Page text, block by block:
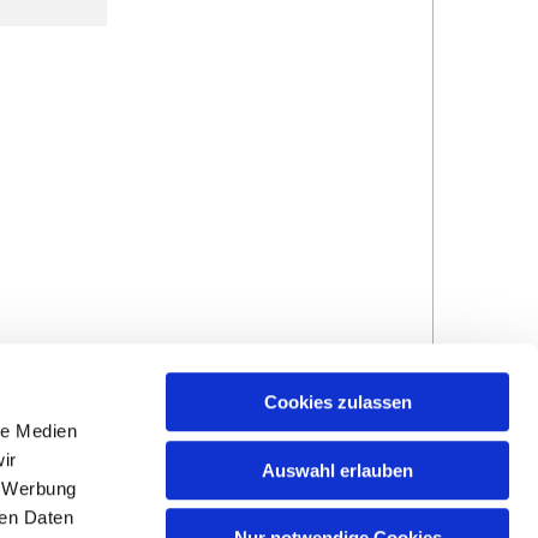
Medien
Daten
Cookies zulassen
Auswahl erlauben